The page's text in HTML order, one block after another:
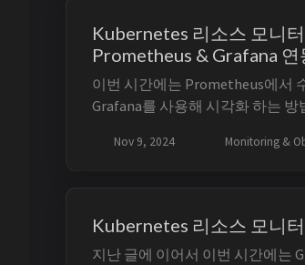
불규칙하거나 복잡한...
Kubernetes 리소스 모니
Prometheus & Grafana 연
이번 시간에는 Prometheus에서
Grafana를 사용해 시각화 하는
(1) - Prometheus Kubernetes 리
Nov 9, 2024 Monitoring &
Kubernetes 리소스 모니
지난 글에 이어서 이번 시간에는